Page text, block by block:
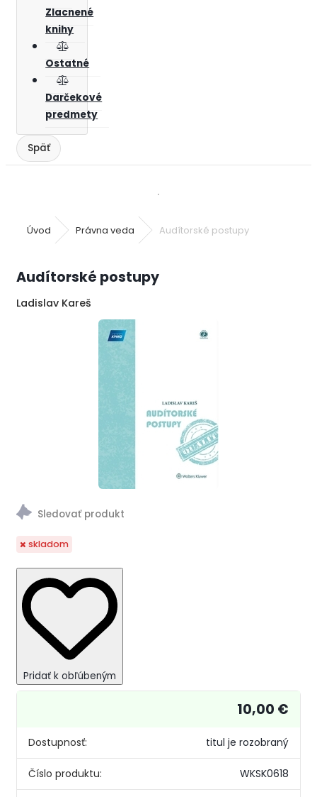
Zlacnené
knihy
Ostatné
Darčekové
predmety
Úvod Právna veda Audítorské postupy
Audítorské postupy
Ladislav Kareš
skladom
Pridať k obľúbeným
Dostupnosť: titul je rozobraný
Číslo produktu: WKSK0618
10,00 €